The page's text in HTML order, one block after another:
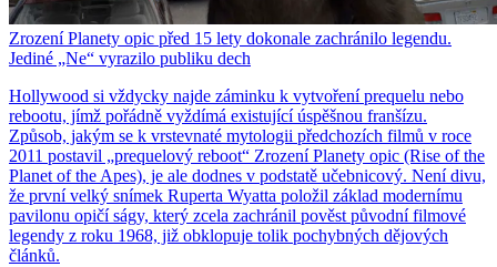
Zrození Planety opic před 15 lety dokonale zachránilo legendu.
Jediné „Ne“ vyrazilo publiku dech
Hollywood si vždycky najde záminku k vytvoření prequelu nebo
rebootu, jímž pořádně vyždímá existující úspěšnou franšízu.
Způsob, jakým se k vrstevnaté mytologii předchozích filmů v roce
2011 postavil „prequelový reboot“ Zrození Planety opic (Rise of the
Planet of the Apes), je ale dodnes v podstatě učebnicový. Není divu,
že první velký snímek Ruperta Wyatta položil základ modernímu
pavilonu opičí ságy, který zcela zachránil pověst původní filmové
legendy z roku 1968, již obklopuje tolik pochybných dějových
článků.